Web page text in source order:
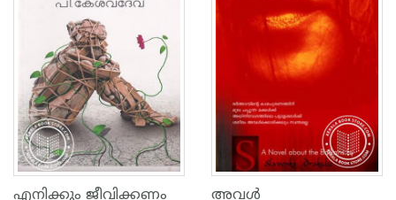
എനിക്കും ജീവിക്കണം അവള്‍